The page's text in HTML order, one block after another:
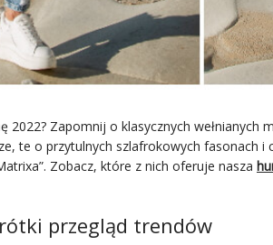
2022? Zapomnij o klasycznych
te o przytulnych szlafrokowych fasonach i
Zobacz, które z nich oferuje nasza
przegląd trendów